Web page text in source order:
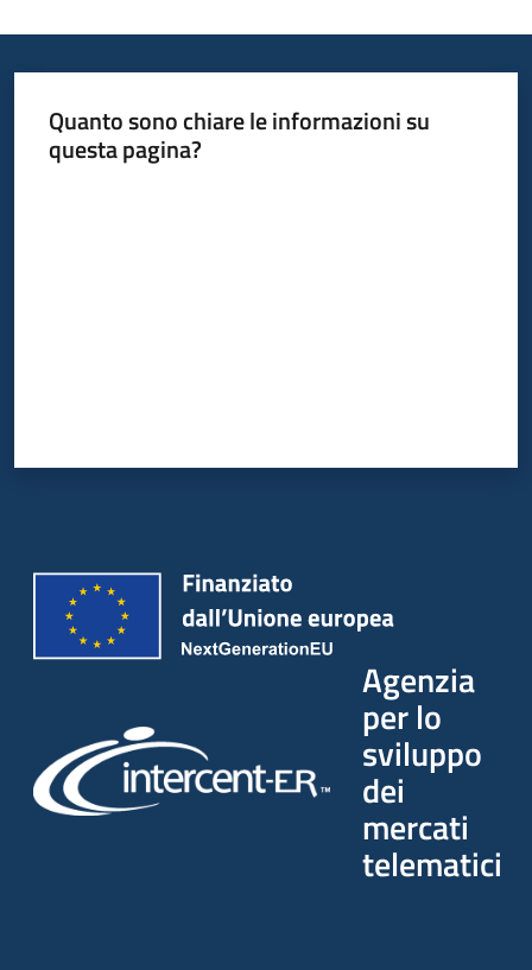
Quanto sono chiare le informazioni su
questa pagina?
Agenzia
per lo
sviluppo
dei
mercati
telematici